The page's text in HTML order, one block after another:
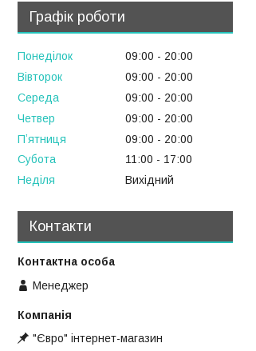
Графік роботи
Понеділок 09:00
20:00
Вівторок
09:00
20:00
Середа
09:00
20:00
Четвер
09:00
20:00
Пʼятниця
09:00
20:00
Субота
11:00
17:00
Неділя
Вихідний
Контакти
Менеджер
"Євро" інтернет-магазин